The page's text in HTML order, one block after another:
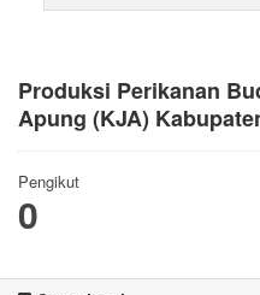
Produksi Perikanan
Apung (KJA)
Pengikut
0